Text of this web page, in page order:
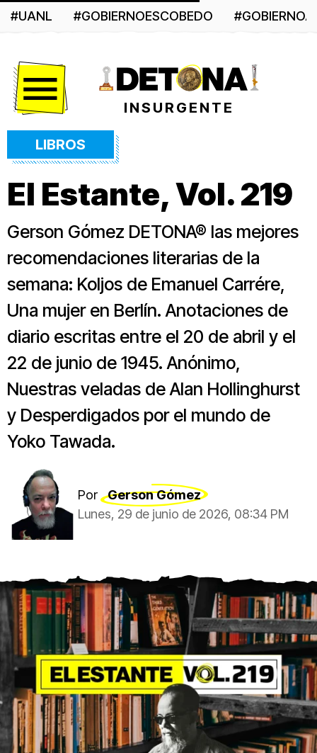
#UANL #GOBIERNOESCOBEDO
INSURGENTE
LIBROS
El Estante, Vol. 219
Gerson Gómez DETONA® las mejores
recomendaciones literarias de la
semana: Koljos de Emanuel Carrére,
Una mujer en Berlín. Anotaciones de
diario escritas entre el 20 de abril y el
22 de junio de 1945. Anónimo,
Nuestras veladas de Alan Hollinghurst
y Desperdigados por el mundo de
Yoko Tawada.
Por
Gerson Gómez
Lunes, 29 de junio de 2026, 08:34 PM